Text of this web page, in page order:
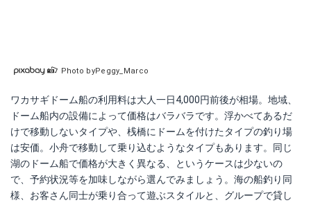
Photo byPeggy_Marco
ワカサギドーム船の利用料は大人一日4,000円前後が相場。地域、
ドーム船内の設備によって価格はバラバラです。浮かべてあるだ
けで移動しないタイプや、桟橋にドームを付けたタイプの釣り場
は安価。小舟で移動して乗り込むようなタイプもあります。同じ
湖のドーム船で価格が大きく異なる、というケースは少ないの
で、予約状況等を加味しながら選んでみましょう。海の船釣り同
様、お客さん同士が乗り合って遊ぶスタイルと、グループで貸し